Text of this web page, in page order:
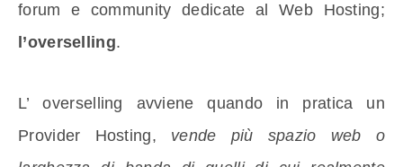
forum e community dedicate al Web Hosting;
l’overselling.
L’ overselling avviene quando in pratica un
Provider Hosting, vende più spazio web o